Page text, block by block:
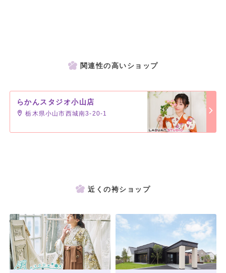
＜営業時間について＞
ご予約は各店舗へ直接お電話いただくか、らかんスタジオHPのWEB
関連性の高いショップ
らかんスタジオ小山店
栃木県小山市西城南3-20-1
近くの袴ショップ